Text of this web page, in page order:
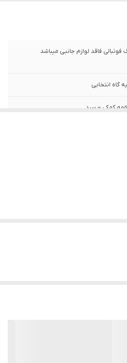
فوتبالی فاقد لوازم جانبی میباشد
گاه انتخابی
کمکی و سبد